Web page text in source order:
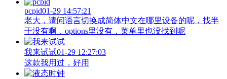
pcpid01-29 14:57:21
老大，请问语言切换成简体中文在哪里设备的呢，找半
于没有啊，options里没有，菜单里也没找到呢
我来试试01-29 12:27:03
这款我用过，好用